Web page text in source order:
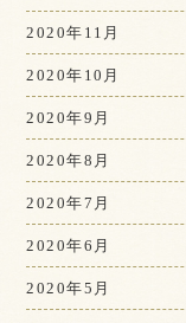
2020年11月
2020年10月
2020年9月
2020年8月
2020年7月
2020年6月
2020年5月